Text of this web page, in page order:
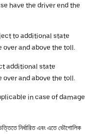
have the driver end the
to additional state
over and above the toll.
additional state
over and above the toll.
in case of damage
নির্ধারিত এবং এতে ভৌগোলিক